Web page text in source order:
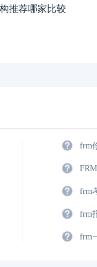
推荐哪家比较
frm
frm
frm
frm